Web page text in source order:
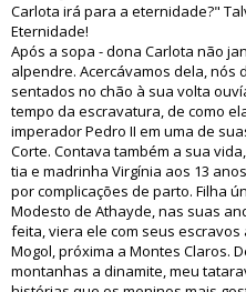
Carlota irá para a eternidade?"
Eternidade!
Após a sopa - dona Carlota não
alpendre. Acercávamos dela, nós
sentados no chão à sua volta
tempo da escravatura, de como
imperador Pedro II em uma de
Corte. Contava também a sua
tia e madrinha Virgínia aos 13
por complicações de parto. Filha
Modesto de Athayde, nas suas
feita, viera ele com seus
Mogol, próxima a Montes Claros.
montanhas a dinamite, meu